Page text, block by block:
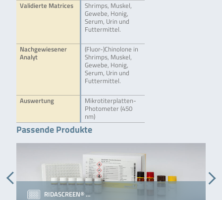
Validierte Matrices
Shrimps, Muskel,
Gewebe, Honig,
Serum, Urin und
Futtermittel.
Nachgewiesener
Analyt
(Fluor-)Chinolone in
Shrimps, Muskel,
Gewebe, Honig,
Serum, Urin und
Futtermittel.
Auswertung
Mikrotiterplatten-
Photometer (450
nm)
Passende Produkte
RIDASCREEN® …